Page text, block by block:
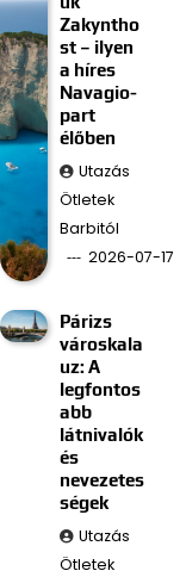
Zakyntho
st – ilyen
a híres
Navagio-
part
élőben
Utazás
Ötletek
Barbitól
2026-07-17
Párizs
városkala
uz: A
legfontos
abb
látnivalók
és
nevezetes
ségek
Utazás
Ötletek